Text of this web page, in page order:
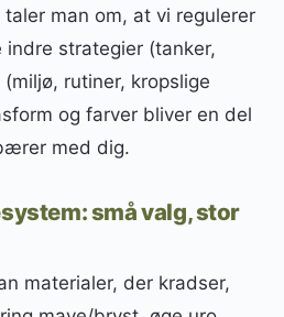
man om, at vi regulerer
strategier (tanker,
rutiner, kropslige
og farver bliver en del
med dig.
små valg, stor
materialer, der kradser,